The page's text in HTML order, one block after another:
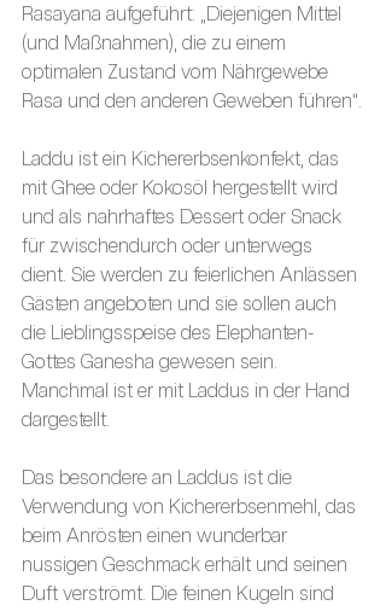
Rasayana aufgeführt: „Diejenigen Mittel
(und Maßnahmen), die zu einem
optimalen Zustand vom Nährgewebe
Rasa und den anderen Geweben führen“.
Laddu ist ein Kichererbsenkonfekt, das
mit Ghee oder Kokosöl hergestellt wird
und als nahrhaftes Dessert oder Snack
für zwischendurch oder unterwegs
dient. Sie werden zu feierlichen Anlässen
Gästen angeboten und sie sollen auch
die Lieblingsspeise des Elephanten-
Gottes Ganesha gewesen sein.
Manchmal ist er mit Laddus in der Hand
dargestellt.
Das besondere an Laddus ist die
Verwendung von Kichererbsenmehl, das
beim Anrösten einen wunderbar
nussigen Geschmack erhält und seinen
Duft verströmt. Die feinen Kugeln sind